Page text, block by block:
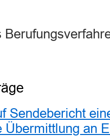
Sendebericht
Übermittlung an